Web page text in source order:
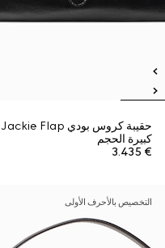
حقيبة كروس بودي Jackie Flap
كبيرة الحجم
€ 3.435
التخصيص بالأحرف الأولى